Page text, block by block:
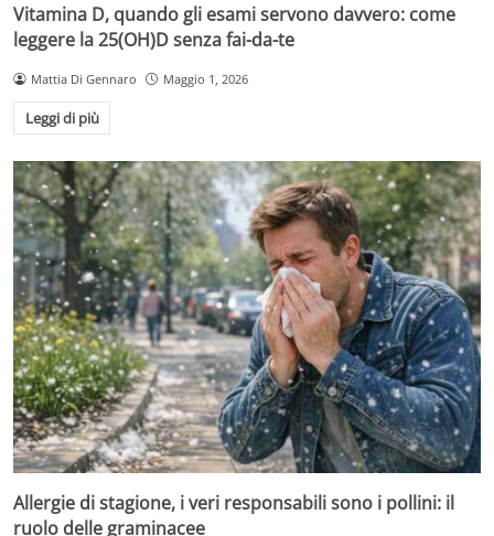
Vitamina D, quando gli esami servono davvero: come
leggere la 25(OH)D senza fai-da-te
Mattia Di Gennaro Maggio 1, 2026
Leggi di più
Allergie di stagione, i veri responsabili sono i pollini: il
ruolo delle graminacee